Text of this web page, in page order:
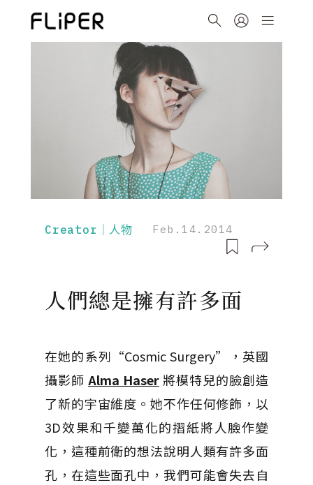
Creator｜人物 Feb.14.2014
人們總是擁有許多面
在她的系列“Cosmic Surgery”，英國
攝影師 Alma Haser將模特兒的臉創造
了新的宇宙維度。她不作任何修飾，以
3D效果和千變萬化的摺紙將人臉作變
化，這種前衛的想法說明人類有許多面
孔，在這些面孔中，我們可能會失去自